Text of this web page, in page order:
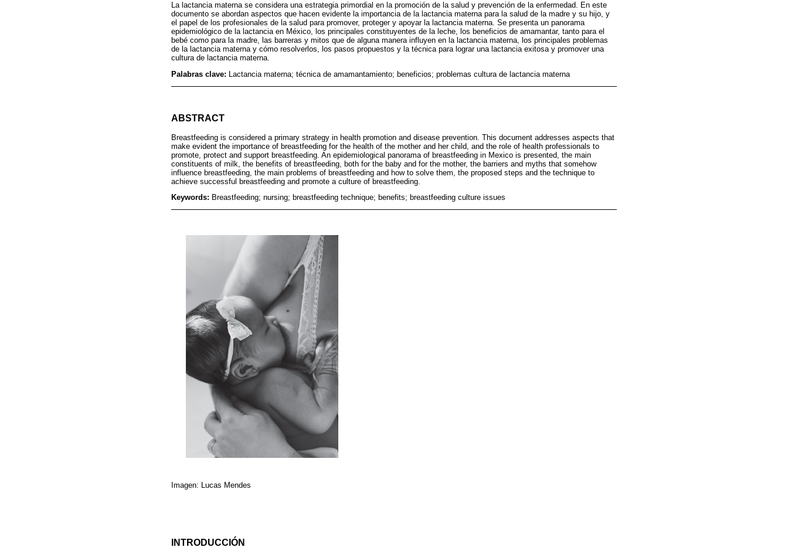
La lactancia materna se considera una estrategia primordial en la promoción de la salud y prevención de la enfermedad. En este
documento se abordan aspectos que hacen evidente la importancia de la lactancia materna para la salud de la madre y su hijo, y
el papel de los profesionales de la salud para promover, proteger y apoyar la lactancia materna. Se presenta un panorama
epidemiológico de la lactancia en México, los principales constituyentes de la leche, los beneficios de amamantar, tanto para el
bebé como para la madre, las barreras y mitos que de alguna manera influyen en la lactancia materna, los principales problemas
de la lactancia materna y cómo resolverlos, los pasos propuestos y la técnica para lograr una lactancia exitosa y promover una
cultura de lactancia materna.
Palabras clave: Lactancia materna; técnica de amamantamiento; beneficios; problemas cultura de lactancia materna
ABSTRACT
Breastfeeding is considered a primary strategy in health promotion and disease prevention. This document addresses aspects that
make evident the importance of breastfeeding for the health of the mother and her child, and the role of health professionals to
promote, protect and support breastfeeding. An epidemiological panorama of breastfeeding in Mexico is presented, the main
constituents of milk, the benefits of breastfeeding, both for the baby and for the mother, the barriers and myths that somehow
influence breastfeeding, the main problems of breastfeeding and how to solve them, the proposed steps and the technique to
achieve successful breastfeeding and promote a culture of breastfeeding.
Keywords: Breastfeeding; nursing; breastfeeding technique; benefits; breastfeeding culture issues
Imagen: Lucas Mendes
INTRODUCCIÓN